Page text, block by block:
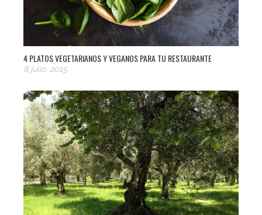
4 PLATOS VEGETARIANOS Y VEGANOS PARA TU RESTAURANTE
8 julio, 2015